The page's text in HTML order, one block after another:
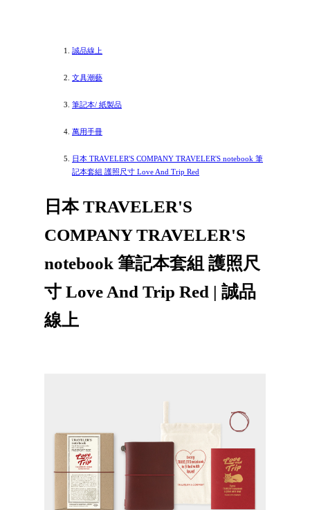
誠品線上
文具潮藝
筆記本/ 紙製品
萬用手冊
日本 TRAVELER'S COMPANY TRAVELER'S notebook 筆
記本套組 護照尺寸 Love And Trip Red
日本 TRAVELER'S
COMPANY TRAVELER'S
notebook 筆記本套組 護照尺
寸 Love And Trip Red | 誠品
線上